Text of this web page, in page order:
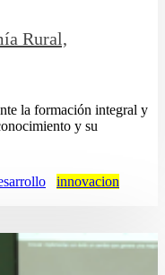
Rural,
la formación integral y
y su
innovacion